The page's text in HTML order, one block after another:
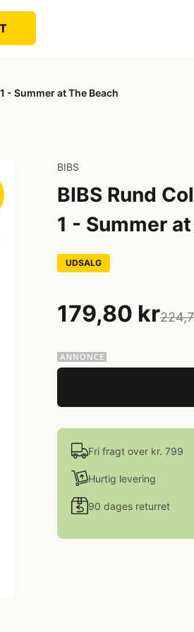
- Summer at The Beach
BIBS
BIBS Rund
1 - Summer
UDSALG
179,80 kr
Fri fragt over kr. 799
Hurtig levering
90 dages returret